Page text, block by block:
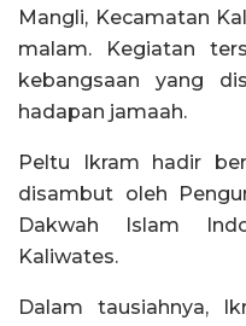
Mangli, Kecamatan
malam. Kegiatan
kebangsaan yang
hadapan jamaah.
Peltu Ikram hadir
disambut oleh
Dakwah Islam
Kaliwates.
Dalam tausiahnya,